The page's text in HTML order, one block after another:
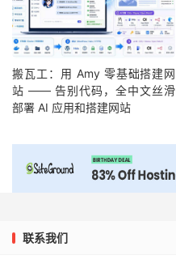
搬瓦工：用 Amy 零基础搭建网
站 —— 告别代码，全中文丝滑
部署 AI 应用和搭建网站
联系我们